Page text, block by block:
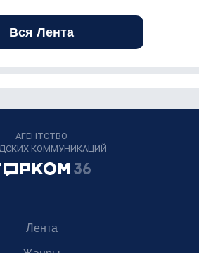
Вся Лента
АГЕНТСТВО
КОММУНИКАЦИЙ
Лента